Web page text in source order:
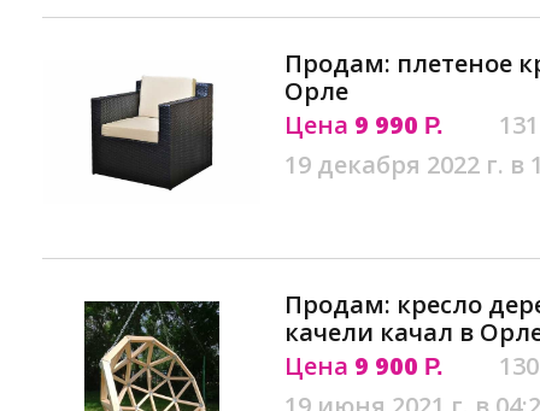
Продам: плетеное
Орле
Цена 9 990 Р.
19 декабря 2022 г. в
Продам: кресло
качели качал в
Цена 9 900 Р.